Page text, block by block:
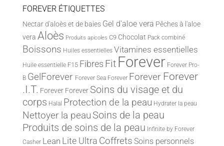
FOREVER ÉTIQUETTES
Nectar d'aloès et de baies Gel d'aloe vera Pêches à l'aloe
vera Aloès Produits apicoles C9 Chocolat Pack combiné
Boissons Huiles essentielles Vitamines essentielles
Huile essentielle F15 Fibres Fit Forever Forever Pro-
B GelForever Forever Sea Forever Forever Forever
.I.T. Forever Forever Soins du visage et du
corps Halal Protection de la peau Hydrater la peau
Nettoyer la peau Soins de la peau
Produits de soins de la peau Infinite by Forever
Casher Lean Lite Ultra Coffrets Soins personnels